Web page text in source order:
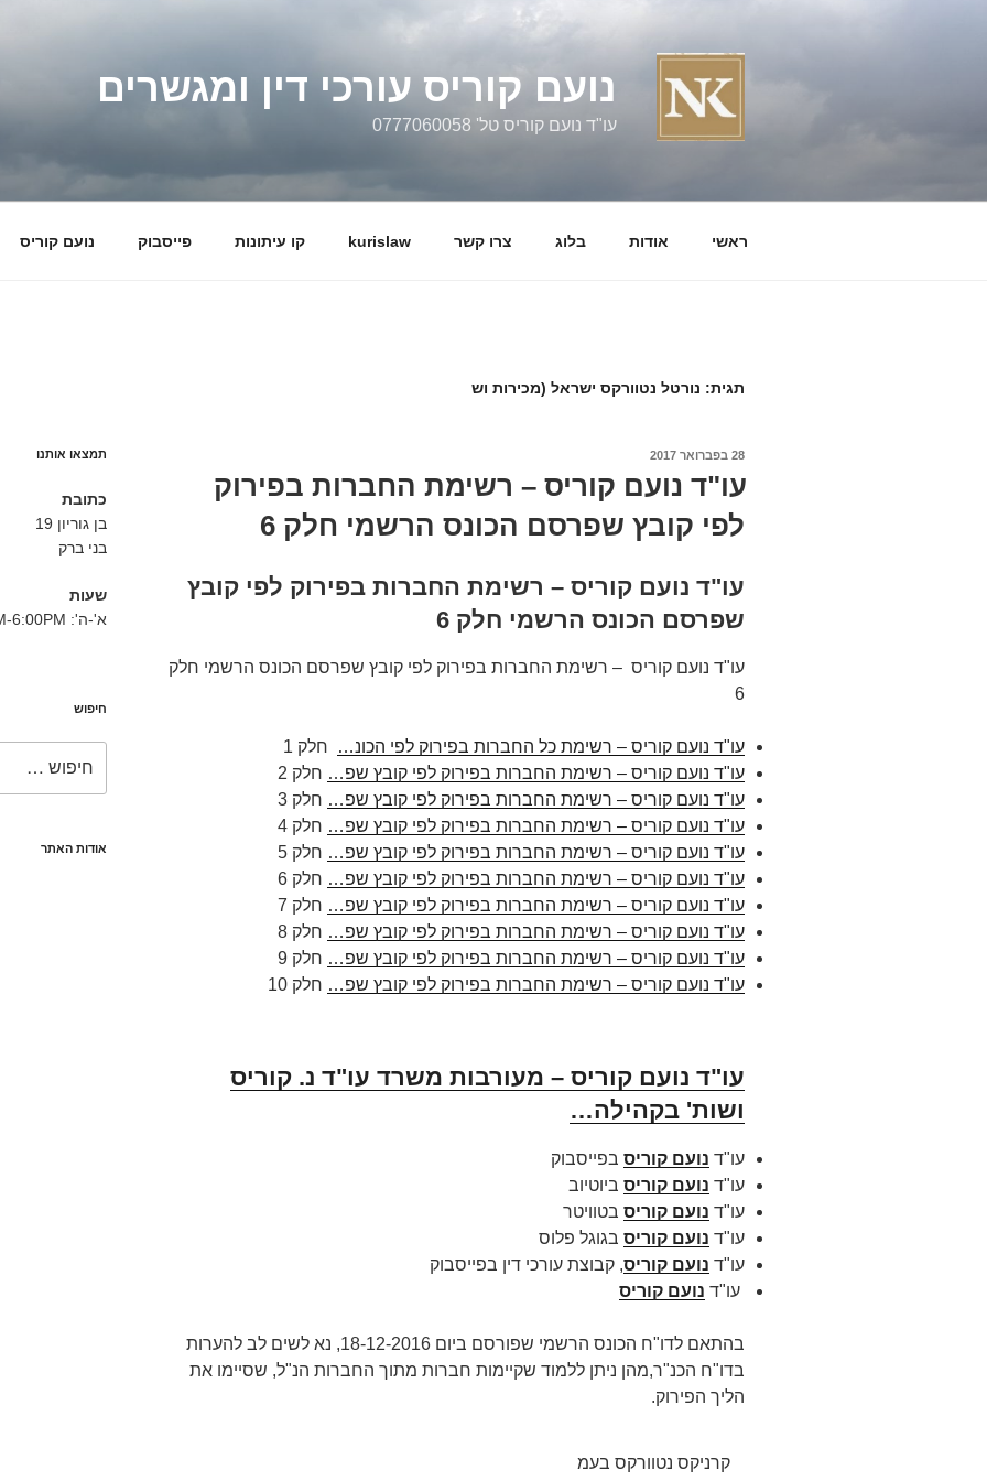
נועם קוריס עורכי דין ומגשרים
עו"ד נועם קוריס טל' 0777060058
ראשי אודות בלוג צרו קשר kurislaw קו עיתונות פייסבוק נועם קוריס
תגית: נורטל נטוורקס ישראל (מכירות וש
פורסם
28 בפברואר 2017
עו"ד נועם קוריס – רשימת החברות בפירוק
לפי קובץ שפרסם הכונס הרשמי חלק 6
עו"ד נועם קוריס – רשימת החברות בפירוק לפי קובץ
שפרסם הכונס הרשמי חלק 6
עו"ד נועם קוריס – רשימת החברות בפירוק לפי קובץ שפרסם הכונס הרשמי חלק
6
עו"ד נועם קוריס – רשימת כל החברות בפירוק לפי הכונ…
חלק 1
עו"ד נועם קוריס – רשימת החברות בפירוק לפי קובץ שפ… חלק 2
עו"ד נועם קוריס – רשימת החברות בפירוק לפי קובץ שפ… חלק 3
עו"ד נועם קוריס – רשימת החברות בפירוק לפי קובץ שפ… חלק 4
עו"ד נועם קוריס – רשימת החברות בפירוק לפי קובץ שפ… חלק 5
עו"ד נועם קוריס – רשימת החברות בפירוק לפי קובץ שפ… חלק 6
עו"ד נועם קוריס – רשימת החברות בפירוק לפי קובץ שפ… חלק 7
עו"ד נועם קוריס – רשימת החברות בפירוק לפי קובץ שפ… חלק 8
עו"ד נועם קוריס – רשימת החברות בפירוק לפי קובץ שפ… חלק 9
עו"ד נועם קוריס – רשימת החברות בפירוק לפי קובץ שפ… חלק 10
עו"ד נועם קוריס – מעורבות משרד עו"ד נ. קוריס
ושות' בקהילה…
עו"ד נועם קוריס בפייסבוק
עו"ד נועם קוריס ביוטיוב
עו"ד נועם קוריס בטוויטר
עו"ד נועם קוריס בגוגל פלוס
עו"ד נועם קוריס, קבוצת עורכי דין בפייסבוק
עו"ד נועם קוריס
בהתאם לדו"ח הכונס הרשמי שפורסם ביום 18-12-2016, נא לשים לב להערות
בדו"ח הכנ"ר,מהן ניתן ללמוד שקיימות חברות מתוך החברות הנ"ל, שסיימו את
הליך הפירוק.
קרניקס נטוורקס בעמ
תמצאו אותנו
כתובת
בן גוריון 19
בני ברק
שעות
א'-ה': 8:30AM-6:00PM
חיפוש
אודות האתר